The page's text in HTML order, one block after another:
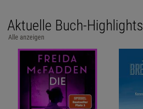
Aktuelle Buch-Highlights
Alle anzeigen